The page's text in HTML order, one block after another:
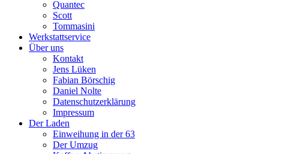
Quantec
Scott
Tommasini
Werkstattservice
Über uns
Kontakt
Jens Lüken
Fabian Börschig
Daniel Nolte
Datenschutzerklärung
Impressum
Der Laden
Einweihung in der 63
Der Umzug